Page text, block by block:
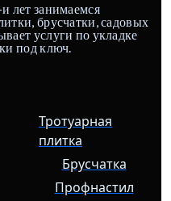
лет занимаемся
брусчатки, садовых
услуги по укладке
под ключ.
Тротуарная
плитка
Брусчатка
Профнастил